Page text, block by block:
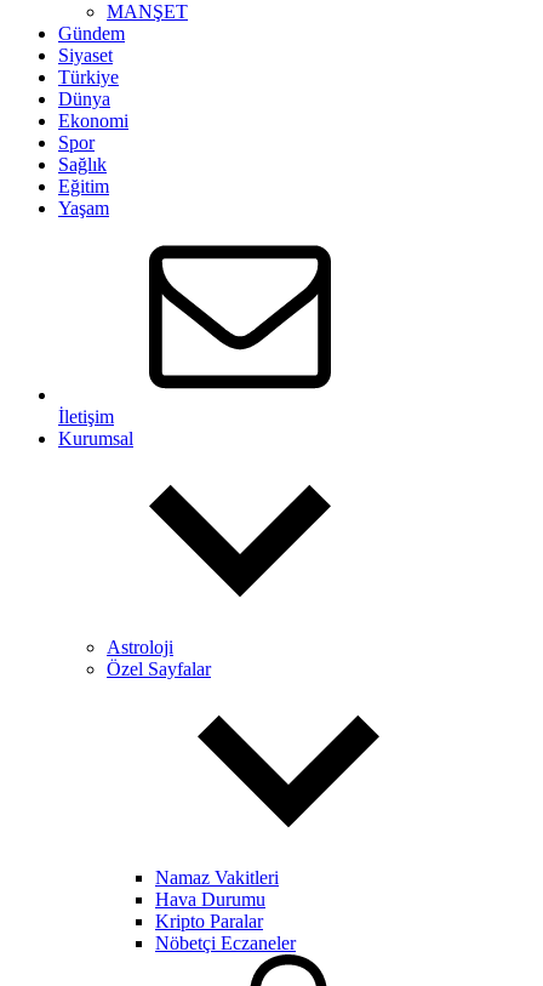
MANŞET
Gündem
Siyaset
Türkiye
Dünya
Ekonomi
Spor
Sağlık
Eğitim
Yaşam
İletişim
Kurumsal
Astroloji
Özel Sayfalar
Namaz Vakitleri
Hava Durumu
Kripto Paralar
Nöbetçi Eczaneler